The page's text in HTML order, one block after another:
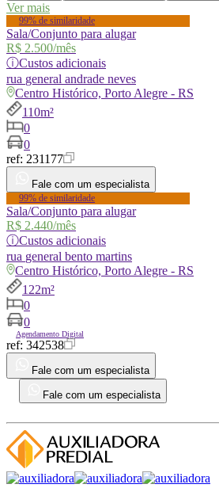
Ver mais
99% de similaridade
Sala/Conjunto para alugar
R$ 2.500/mês
ⓘCustos adicionais
rua general andrade neves
Centro Histórico, Porto Alegre - RS
110m²
0
0
ref: 231177
Fale com um especialista
99% de similaridade
Sala/Conjunto para alugar
R$ 2.440/mês
ⓘCustos adicionais
rua general bento martins
Centro Histórico, Porto Alegre - RS
122m²
0
0
Agendamento Digital
ref: 342538
Fale com um especialista
Fale com um especialista